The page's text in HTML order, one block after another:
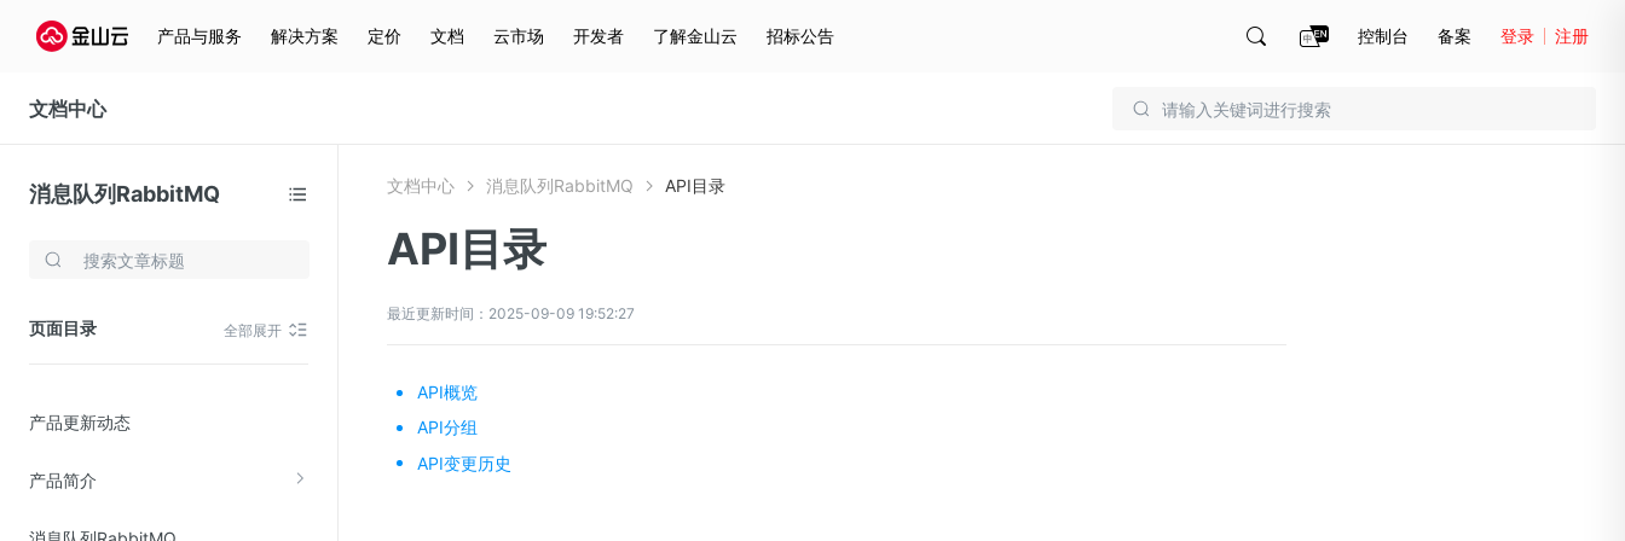
产品与服务 解决方案 定价 文档 云市场 开发者 了解金山云 招标公告 控制台 备案 登录 注册
文档中心
消息队列RabbitMQ
页面目录 全部展开
产品更新动态
产品简介
存储与云分发
云硬盘(EBS)
文档中心 消息队列RabbitMQ API目录
API目录
最近更新时间：2025-09-09 19:52:27
API概览
API分组
API变更历史